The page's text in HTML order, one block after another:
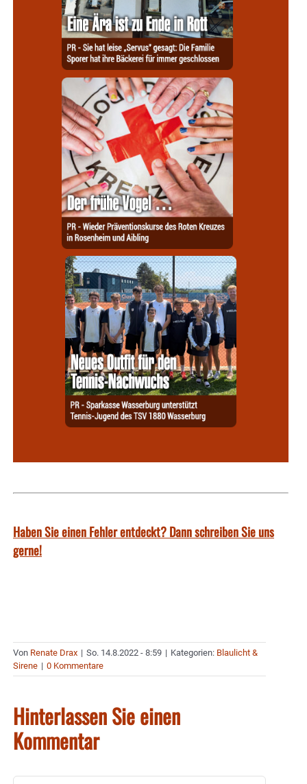
Haben Sie einen Fehler entdeckt? Dann schreiben Sie uns
gerne!
Von Renate Drax | So. 14.8.2022 - 8:59 | Kategorien: Blaulicht &
Sirene | 0 Kommentare
Hinterlassen Sie einen
Kommentar